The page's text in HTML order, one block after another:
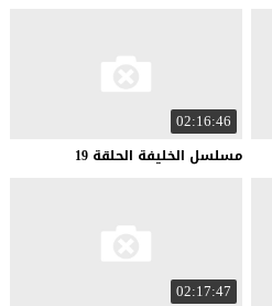
02:16:46
مسلسل الخليفة الحلقة 19
02:17:47